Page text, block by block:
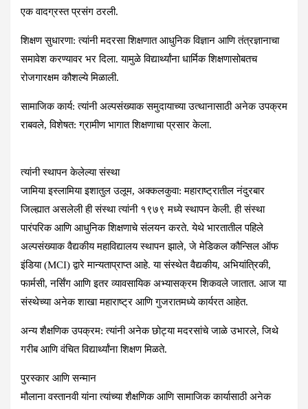
एक वादग्रस्त प्रसंग ठरली.
शिक्षण सुधारणा:त्यांनी मदरसा शिक्षणात आधुनिक विज्ञान आणि तंत्रज्ञानाचा
समावेश करण्यावर भर दिला. यामुळे विद्यार्थ्यांना धार्मिक शिक्षणासोबतच
रोजगारक्षम कौशल्ये मिळाली.
सामाजिक कार्य:त्यांनी अल्पसंख्याक समुदायाच्या उत्थानासाठी अनेक उपक्रम
राबवले, विशेषत: ग्रामीण भागात शिक्षणाचा प्रसार केला.
त्यांनी स्थापन केलेल्या संस्था
जामिया इस्लामिया इशातुल उलूम, अक्कलकुवा: महाराष्ट्रातील नंदुरबार
जिल्ह्यात असलेली ही संस्था त्यांनी १९७९ मध्ये स्थापन केली. ही संस्था
पारंपरिक आणि आधुनिक शिक्षणाचे संलयन करते. येथे भारतातील पहिले
अल्पसंख्याक वैद्यकीय महाविद्यालय स्थापन झाले, जे मेडिकल कौन्सिल ऑफ
इंडिया (MCI) द्वारे मान्यताप्राप्त आहे. या संस्थेत वैद्यकीय, अभियांत्रिकी,
फार्मसी, नर्सिंग आणि इतर व्यावसायिक अभ्यासक्रम शिकवले जातात. आज या
संस्थेच्या अनेक शाखा महाराष्ट्र आणि गुजरातमध्ये कार्यरत आहेत.
अन्य शैक्षणिक उपक्रम: त्यांनी अनेक छोट्या मदरसांचे जाळे उभारले, जिथे
गरीब आणि वंचित विद्यार्थ्यांना शिक्षण मिळते.
पुरस्कार आणि सन्मान
मौलाना वस्तानवी यांना त्यांच्या शैक्षणिक आणि सामाजिक कार्यासाठी अनेक